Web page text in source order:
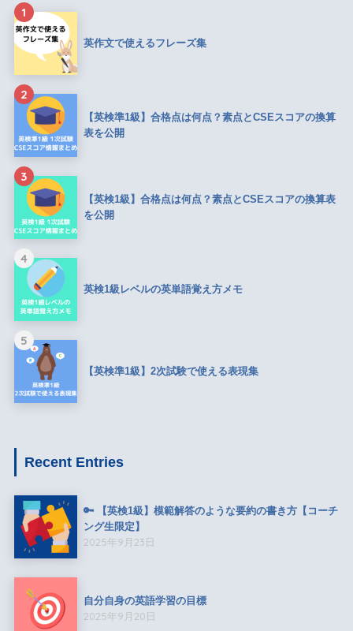
1
英作文で使えるフレーズ集
2
【英検準1級】合格点は何点？素点とCSEスコアの換算
表を公開
3
【英検1級】合格点は何点？素点とCSEスコアの換算表
を公開
4
英検1級レベルの英単語覚え方メモ
5
【英検準1級】2次試験で使える表現集
Recent Entries
🔑 【英検1級】模範解答のような要約の書き方【コーチ
ング生限定】
2025年9月23日
自分自身の英語学習の目標
2025年9月20日